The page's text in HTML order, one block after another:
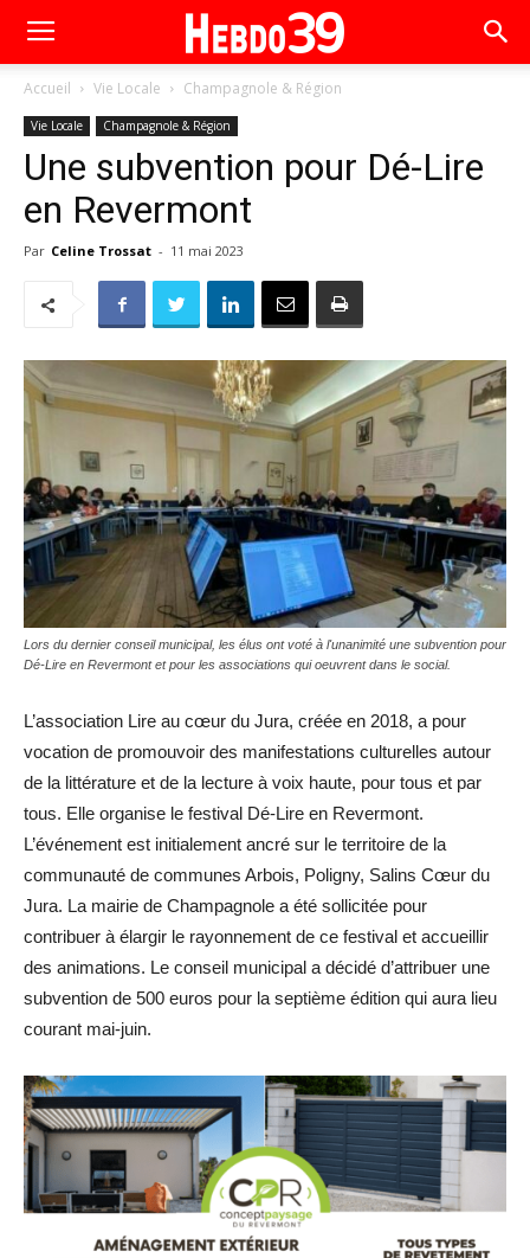
Accueil Vie Locale Champagnole & Région
Vie Locale Champagnole & Région
Une subvention pour Dé-Lire
en Revermont
Par Celine Trossat - 11 mai 2023
Lors du dernier conseil municipal, les élus ont voté à l'unanimité une subvention pour
Dé-Lire en Revermont et pour les associations qui oeuvrent dans le social.
L’association Lire au cœur du Jura, créée en 2018, a pour
vocation de promouvoir des manifestations culturelles autour
de la littérature et de la lecture à voix haute, pour tous et par
tous. Elle organise le festival Dé-Lire en Revermont.
L’événement est initialement ancré sur le territoire de la
communauté de communes Arbois, Poligny, Salins Cœur du
Jura. La mairie de Champagnole a été sollicitée pour
contribuer à élargir le rayonnement de ce festival et accueillir
des animations. Le conseil municipal a décidé d’attribuer une
subvention de 500 euros pour la septième édition qui aura lieu
courant mai-juin.